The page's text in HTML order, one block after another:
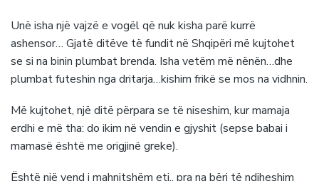
Unë isha një vajzë e vogël që nuk kisha parë kurrë
ashensor… Gjatë ditëve të fundit në Shqipëri më kujtohet
se si na binin plumbat brenda. Isha vetëm më nënën…dhe
plumbat futeshin nga dritarja…kishim frikë se mos na vidhnin.
Më kujtohet, një ditë përpara se të niseshim, kur mamaja
erdhi e më tha: do ikim në vendin e gjyshit (sepse babai i
mamasë është me origjinë greke).
Është një vend i mahnitshëm etj., pra na bëri të ndiheshim